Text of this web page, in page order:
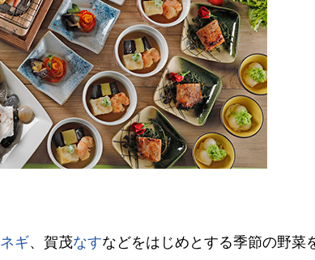
ネギ、賀茂なすなどをはじめとする季節の野菜